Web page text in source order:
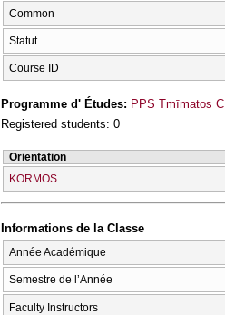
Common
Statut
Course ID
Programme d' Études: PPS Tmīmatos
Registered students: 0
Orientation
KORMOS
Informations de la Classe
Année Académique
Semestre de l’Année
Faculty Instructors